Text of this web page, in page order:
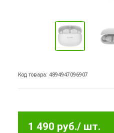
Код товара: 4894947096907
1 490 руб./ шт.